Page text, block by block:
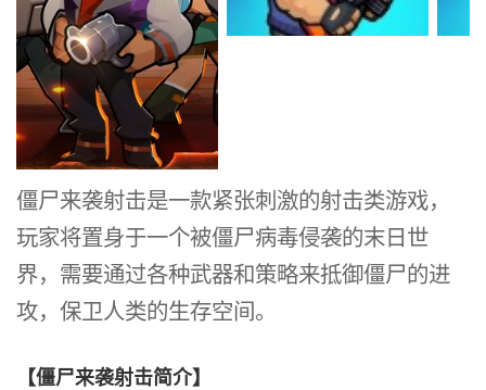
僵尸来袭射击是一款紧张刺激的射击类游戏，
玩家将置身于一个被僵尸病毒侵袭的末日世
界，需要通过各种武器和策略来抵御僵尸的进
攻，保卫人类的生存空间。
【僵尸来袭射击简介】